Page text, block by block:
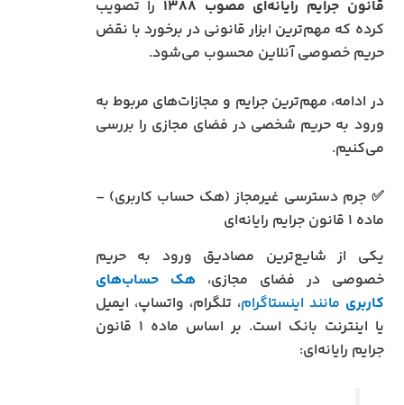
قانون جرایم رایانه‌ای مصوب ۱۳۸۸
را تصویب
کرده که مهم‌ترین ابزار قانونی در برخورد با نقض
حریم خصوصی آنلاین محسوب می‌شود.
در ادامه، مهم‌ترین جرایم و مجازات‌های مربوط به
ورود به حریم شخصی در فضای مجازی را بررسی
می‌کنیم.
✅ جرم دسترسی غیرمجاز (هک حساب کاربری) –
ماده ۱ قانون جرایم رایانه‌ای
یکی از شایع‌ترین مصادیق ورود به حریم
خصوصی در فضای مجازی،هک حساب‌های
کاربری مانند اینستاگرام، تلگرام، واتساپ، ایمیل
یا اینترنت بانک است. بر اساس ماده ۱ قانون
جرایم رایانه‌ای: